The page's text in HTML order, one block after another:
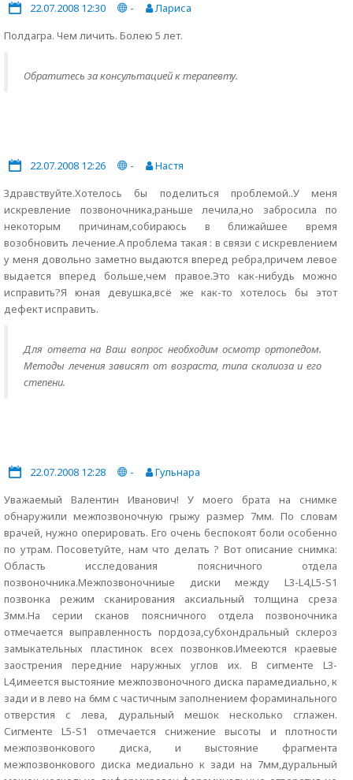
22.07.2008 12:30 -
Лариса
Полдагра. Чем личить. Болею 5 лет.
Обратитесь за консультацией к терапевту.
22.07.2008 12:26 -
Настя
Здравствуйте.Хотелось бы поделиться проблемой..У меня
искревление позвоночника,раньше лечила,но забросила по
некоторым причинам,собираюсь в ближайшее время
возобновить лечение.А проблема такая : в связи с искревлением
у меня довольно заметно выдаются вперед ребра,причем левое
выдается вперед больше,чем правое.Это как-нибудь можно
исправить?Я юная девушка,всё же как-то хотелось бы этот
дефект исправить.
Для ответа на Ваш вопрос необходим осмотр ортопедом.
Методы лечения зависят от возраста, типа сколиоза и его
степени.
22.07.2008 12:28 -
Гульнара
Уважаемый Валентин Иванович! У моего брата на снимке
обнаружили межпозвоночную грыжу размер 7мм. По словам
врачей, нужно оперировать. Его очень беспокоят боли особенно
по утрам. Посоветуйте, нам что делать ? Вот описание снимка:
Область исследования поясничного отдела
позвоночника.Межпозвоночниые диски между L3-L4,L5-S1
позвонка режим сканирования аксиальный толщина среза
3мм.На серии сканов поясничного отдела позвоночника
отмечается выправленность пордоза,субхондральный склероз
замыкательных пластинок всех позвонков.Имееются краевые
заострения передние наружных углов их. В сигменте L3-
L4,имеется выстояние межпозвоночного диска парамедиально, к
зади и в лево на 6мм с частичным заполнением фораминального
отверстия с лева, дуральный мешок несколько сглажен.
Сигменте L5-S1 отмечается снижение высоты и плотности
межпозвонкового диска, и выстояние фрагмента
межпозвонкового диска медиально к зади на 7мм,дуральный